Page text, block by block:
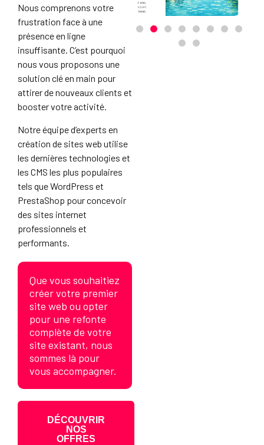
Nous comprenons votre
frustration face à une
présence en ligne
insuffisante. C’est pourquoi
nous vous proposons une
solution clé en main pour
attirer de nouveaux clients et
booster votre activité.
Notre équipe d’experts en
création de sites web utilise
les dernières technologies et
les CMS les plus populaires
tels que WordPress et
PrestaShop pour concevoir
des sites internet
professionnels et
performants.
Que vous souhaitiez
créer votre premier
site web ou opter
pour une refonte
complète de votre
site existant, nous
sommes là pour
vous accompagner.
DÉCOUVRIR
NOS
OFFRES